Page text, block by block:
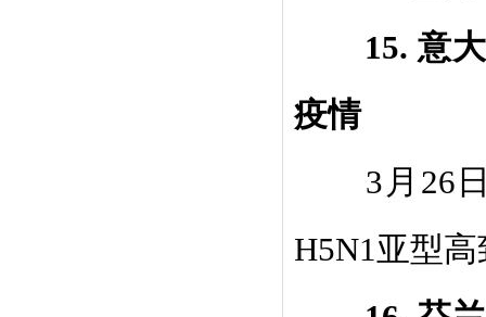
15. 意
疫情
3 月 26
H5N1亚型